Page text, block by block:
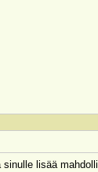
lisää